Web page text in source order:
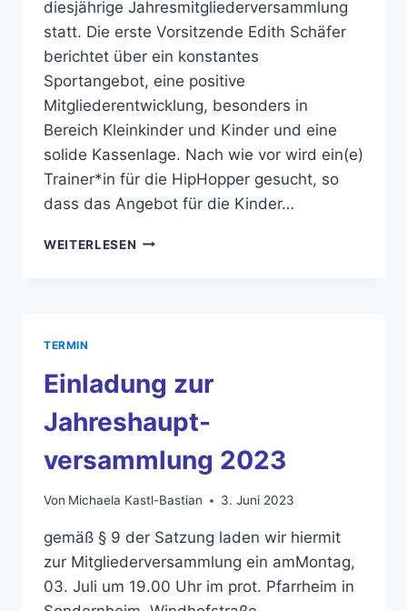
diesjährige Jahresmitgliederversammlung
statt. Die erste Vorsitzende Edith Schäfer
berichtet über ein konstantes
Sportangebot, eine positive
Mitgliederentwicklung, besonders in
Bereich Kleinkinder und Kinder und eine
solide Kassenlage. Nach wie vor wird ein(e)
Trainer*in für die HipHopper gesucht, so
dass das Angebot für die Kinder…
WEITERLESEN BERICHT
TERMIN
Einladung zur
Jahreshaupt-
versammlung 2023
Von Michaela Kastl-Bastian 3. Juni 2023
gemäß § 9 der Satzung laden wir hiermit
zur Mitgliederversammlung ein amMontag,
03. Juli um 19.00 Uhr im prot. Pfarrheim in